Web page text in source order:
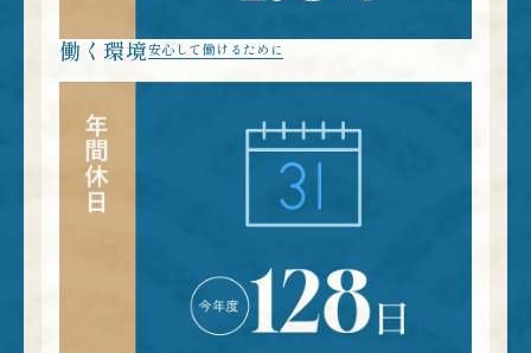
働く環境安心して働けるために